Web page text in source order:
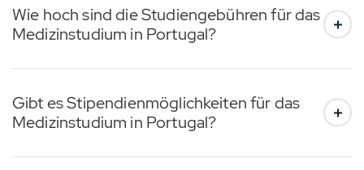
Wie hoch sind die Studiengebühren für das
Medizinstudium in Portugal?
Gibt es Stipendienmöglichkeiten für das
Medizinstudium in Portugal?